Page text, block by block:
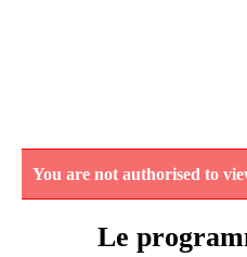
You are not authorised to
Le